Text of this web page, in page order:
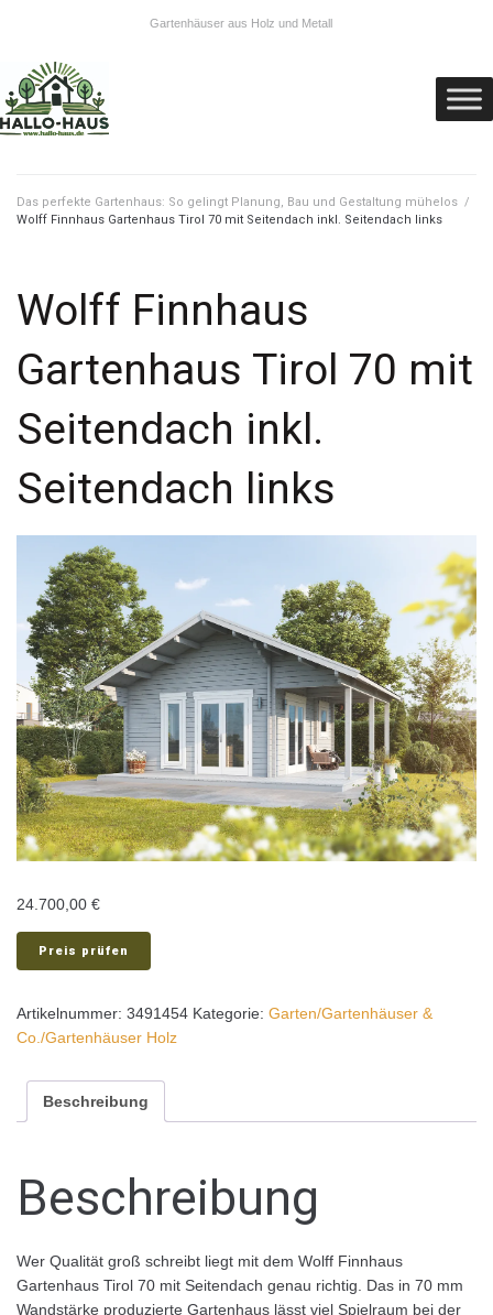
Gartenhäuser aus Holz und Metall
Das perfekte Gartenhaus: So gelingt Planung, Bau und Gestaltung mühelos /
Wolff Finnhaus Gartenhaus Tirol 70 mit Seitendach inkl. Seitendach links
Wolff Finnhaus
Gartenhaus Tirol 70 mit
Seitendach inkl.
Seitendach links
24.700,00 €
Preis prüfen
Artikelnummer: 3491454 Kategorie: Garten/Gartenhäuser &
Co./Gartenhäuser Holz
Beschreibung
Beschreibung
Wer Qualität groß schreibt liegt mit dem Wolff Finnhaus
Gartenhaus Tirol 70 mit Seitendach genau richtig. Das in 70 mm
Wandstärke produzierte Gartenhaus lässt viel Spielraum bei der